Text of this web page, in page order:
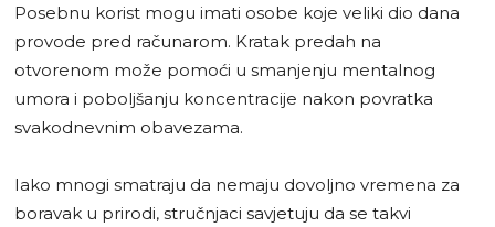
Posebnu korist mogu imati osobe koje veliki dio dana
provode pred računarom. Kratak predah na
otvorenom može pomoći u smanjenju mentalnog
umora i poboljšanju koncentracije nakon povratka
svakodnevnim obavezama.
Iako mnogi smatraju da nemaju dovoljno vremena za
boravak u prirodi, stručnjaci savjetuju da se takvi